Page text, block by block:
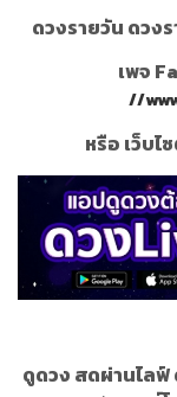
ดวงรายวัน ดวง
เพจ
//
หรือ เว็บไ
ดูดวง สดผ่านไล